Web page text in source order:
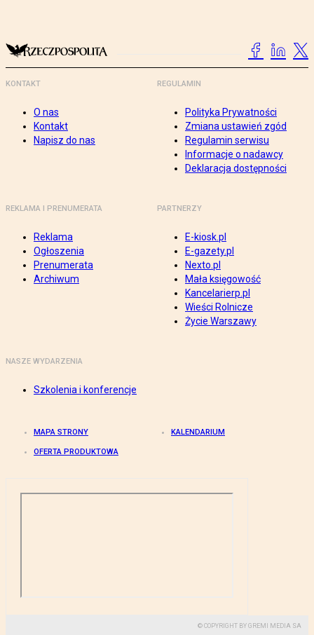
KONTAKT
O nas
Kontakt
Napisz do nas
REGULAMIN
Polityka Prywatności
Zmiana ustawień zgód
Regulamin serwisu
Informacje o nadawcy
Deklaracja dostępności
REKLAMA I PRENUMERATA
Reklama
Ogłoszenia
Prenumerata
Archiwum
PARTNERZY
E-kiosk.pl
E-gazety.pl
Nexto.pl
Mała księgowość
Kancelarierp.pl
Wieści Rolnicze
Życie Warszawy
NASZE WYDARZENIA
Szkolenia i konferencje
MAPA STRONY KALENDARIUM
OFERTA PRODUKTOWA
© COPYRIGHT BY GREMI MEDIA SA